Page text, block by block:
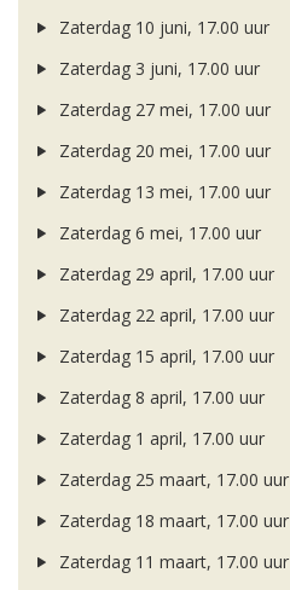
Zaterdag 10 juni, 17.00 uur
Zaterdag 3 juni, 17.00 uur
Zaterdag 27 mei, 17.00 uur
Zaterdag 20 mei, 17.00 uur
Zaterdag 13 mei, 17.00 uur
Zaterdag 6 mei, 17.00 uur
Zaterdag 29 april, 17.00 uur
Zaterdag 22 april, 17.00 uur
Zaterdag 15 april, 17.00 uur
Zaterdag 8 april, 17.00 uur
Zaterdag 1 april, 17.00 uur
Zaterdag 25 maart, 17.00 uur
Zaterdag 18 maart, 17.00 uur
Zaterdag 11 maart, 17.00 uur